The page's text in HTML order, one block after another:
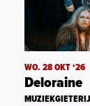
WO. 28 OKT ‘26
Deloraine